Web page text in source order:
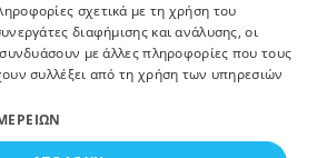
σχετικά με τη χρήση του
διαφήμισης και ανάλυσης, οι
συνδυάσουν με άλλες πληροφορίες που τους
συλλέξει από τη χρήση των υπηρεσιών